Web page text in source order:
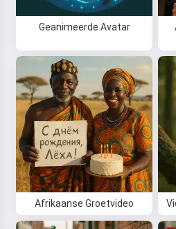
Geanimeerde Avatar
Afrikaanse Groetvideo
Hoi 👋
Ik kan liedjes
schrijven en
Probeer